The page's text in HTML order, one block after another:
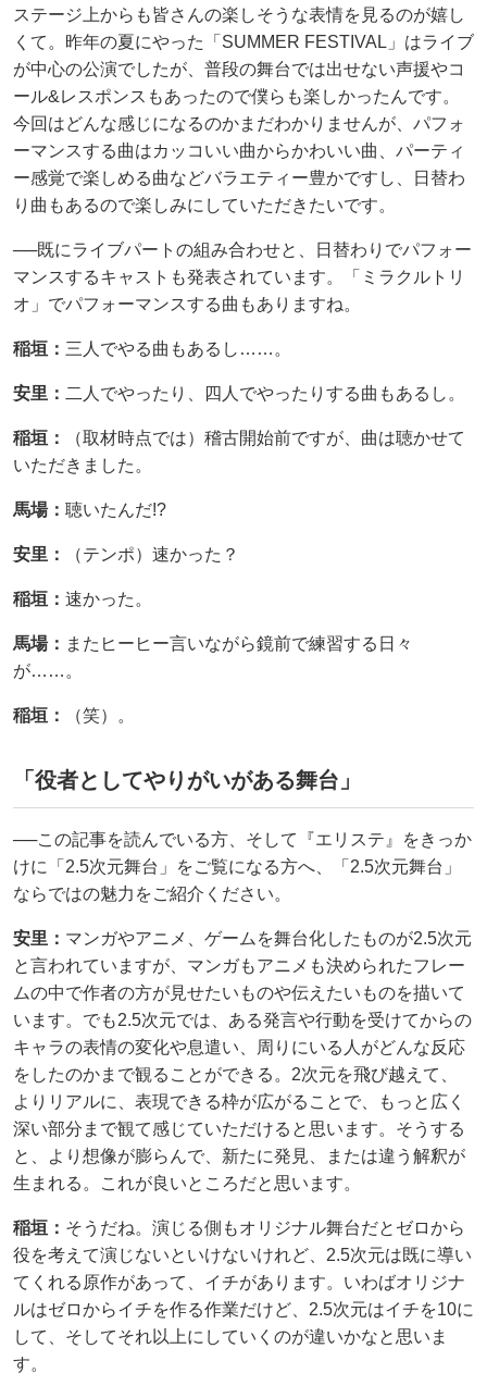
ステージ上からも皆さんの楽しそうな表情を見るのが嬉し
くて。昨年の夏にやった「SUMMER FESTIVAL」はライブ
が中心の公演でしたが、普段の舞台では出せない声援やコ
ール&レスポンスもあったので僕らも楽しかったんです。
今回はどんな感じになるのかまだわかりませんが、パフォ
ーマンスする曲はカッコいい曲からかわいい曲、パーティ
ー感覚で楽しめる曲などバラエティー豊かですし、日替わ
り曲もあるので楽しみにしていただきたいです。
──既にライブパートの組み合わせと、日替わりでパフォー
マンスするキャストも発表されています。「ミラクルトリ
オ」でパフォーマンスする曲もありますね。
稲垣： 三人でやる曲もあるし……。
安里： 二人でやったり、四人でやったりする曲もあるし。
稲垣：
（取材時点では）稽古開始前ですが、曲は聴かせて
いただきました。
馬場： 聴いたんだ!?
安里： （テンポ）速かった？
稲垣： 速かった。
馬場： またヒーヒー言いながら鏡前で練習する日々
が……。
稲垣： （笑）。
「役者としてやりがいがある舞台」
──この記事を読んでいる方、そして『エリステ』をきっか
けに「2.5次元舞台」をご覧になる方へ、「2.5次元舞台」
ならではの魅力をご紹介ください。
安里： マンガやアニメ、ゲームを舞台化したものが2.5次元
と言われていますが、マンガもアニメも決められたフレー
ムの中で作者の方が見せたいものや伝えたいものを描いて
います。でも2.5次元では、ある発言や行動を受けてからの
キャラの表情の変化や息遣い、周りにいる人がどんな反応
をしたのかまで観ることができる。2次元を飛び越えて、
よりリアルに、表現できる枠が広がることで、もっと広く
深い部分まで観て感じていただけると思います。そうする
と、より想像が膨らんで、新たに発見、または違う解釈が
生まれる。これが良いところだと思います。
稲垣： そうだね。演じる側もオリジナル舞台だとゼロから
役を考えて演じないといけないけれど、2.5次元は既に導い
てくれる原作があって、イチがあります。いわばオリジナ
ルはゼロからイチを作る作業だけど、2.5次元はイチを10に
して、そしてそれ以上にしていくのが違いかなと思いま
す。